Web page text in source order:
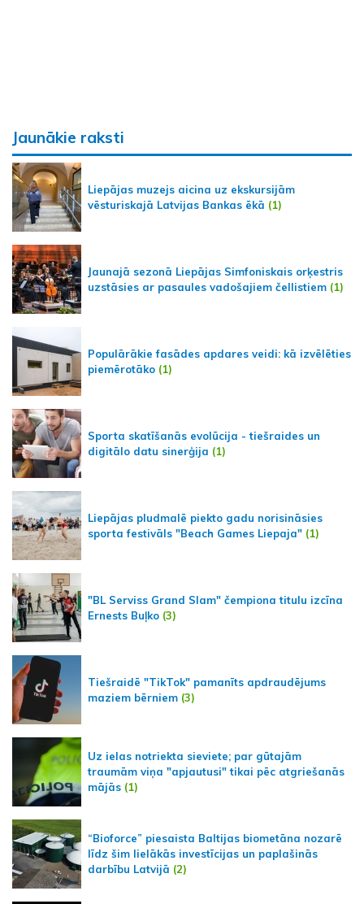
Jaunākie raksti
Liepājas muzejs aicina uz ekskursijām
vēsturiskajā Latvijas Bankas ēkā (1)
Jaunajā sezonā Liepājas Simfoniskais orķestris
uzstāsies ar pasaules vadošajiem čellistiem (1)
Populārākie fasādes apdares veidi: kā izvēlēties
piemērotāko (1)
Sporta skatīšanās evolūcija - tiešraides un
digitālo datu sinerģija (1)
Liepājas pludmalē piekto gadu norisināsies
sporta festivāls "Beach Games Liepaja" (1)
"BL Serviss Grand Slam" čempiona titulu izcīna
Ernests Buļko (3)
Tiešraidē "TikTok" pamanīts apdraudējums
maziem bērniem (3)
Uz ielas notriekta sieviete; par gūtajām
traumām viņa "apjautusi" tikai pēc atgriešanās
mājās (1)
“Bioforce” piesaista Baltijas biometāna nozarē
līdz šim lielākās investīcijas un paplašinās
darbību Latvijā (2)